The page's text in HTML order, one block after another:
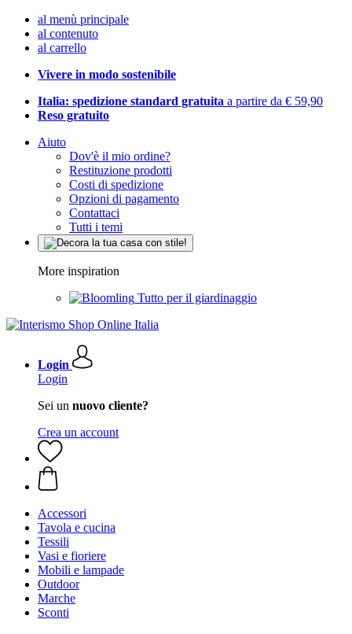
al menù principale
al contenuto
al carrello
Vivere in modo sostenibile
Italia: spedizione standard gratuita a partire da € 59,90
Reso gratuito
Aiuto
Dov'è il mio ordine?
Restituzione prodotti
Costi di spedizione
Opzioni di pagamento
Contattaci
Tutti i temi
More inspiration
Tutto per il giardinaggio
Login
Login
Sei un nuovo cliente?
Crea un account
Accessori
Tavola e cucina
Tessili
Vasi e fioriere
Mobili e lampade
Outdoor
Marche
Sconti